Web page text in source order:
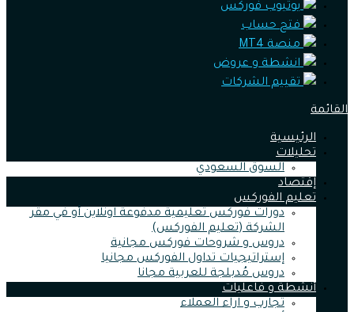
يوتيوب فوركس
فتح حساب
منصة MT4
انشطة و عروض
تقييم الشركات
القائمة
الرئيسية
تحليلات
السوق السعودي
إقتصاد
تعليم الفوركس
دورات فوركس تعليمية مدفوعة اونلاين أو في مقر
الشركة (تعليم الفوركس)
دروس و شروحات فوركس مجانية
إستراتيجيات تداول الفوركس مجانيا
دروس مُدبلجة للعربية مجانا
أنشطة و فاعليات
تجارب و اراء العملاء